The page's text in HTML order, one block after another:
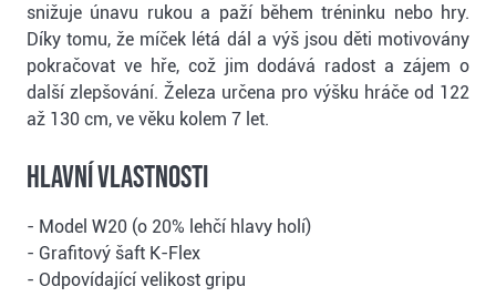
snižuje únavu rukou a paží během tréninku nebo hry.
Díky tomu, že míček létá dál a výš jsou děti motivovány
pokračovat ve hře, což jim dodává radost a zájem o
další zlepšování. Železa určena pro výšku hráče od 122
až 130 cm, ve věku kolem 7 let.
Hlavní vlastnosti
- Model W20 (o 20% lehčí hlavy holí)
- Grafitový šaft K-Flex
- Odpovídající velikost gripu